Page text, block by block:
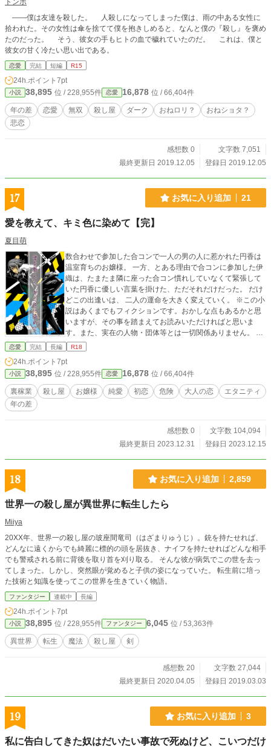
トンボ
――僕は友達を殺した。 人殺しになってしまった僕は、雨の中ある女性に
拾われた。その女性は傘を捨てて僕を抱きしめると、なんと僕の『殺し』を褒め
たのだった。 そう、彼女の手もヒトの血で穢れていたのだ。 これは、僕と
彼女の甘く冷たい思い出である。
恋愛 完結 短編 R15
24h.ポイント 7pt
小説 38,895 位 / 228,955件 恋愛 16,878 位 / 66,404件
年の差 恋愛 無双 殺し屋 ダーク おねロリ？
おねショタ？
悲恋
感想数 0
文字数 7,051
最終更新日 2019.12.05
登録日 2019.12.05
17 お気に入り追加 21
愛を教えて、キミ色に染めて【完】
夏目萌
数合わせで参加した合コンで一人の男の人に惹かれた円香は
温室育ちのお嬢様。 一方、とある理由で合コンに参加した伊
織は、たまたま隣に座った合コン慣れしていなくて緊張して
いた円香に優しい言葉を掛けた、ただそれだけだった。 だけ
どこの出逢いは、 二人の運命を大きく変えていく。 ※この小
説はあくまでもフィクションです。おかしな点もあるかと思
いますが、その事を踏まえてお読みいただければと思いま
す。また、実在の人物・団体等とは一切関係ありません。 ※
こちらは改稿版です。表紙画像変えました。以前公開してい
恋愛 完結 長編 R18
24h.ポイント 7pt
小説 38,895 位 / 228,955件 恋愛 16,878 位 / 66,404件
裏稼業 殺し屋 お嬢様 純愛 初恋 危険 大人の恋
エタニティ
年の差
感想数 0
文字数 104,094
最終更新日 2023.12.31
登録日 2023.12.15
18 お気に入り追加 2,859
世界一の殺し屋が異世界に転生したら
Miiya
20XX年、世界一の殺し屋の玻座間竜司（はざまりゅうじ）。銃を持たせれば、
どんなに遠くからでも綺麗に標的の頭を居抜き、ナイフを持たせればどんな相手
でも警戒される前に背後を取り首を刈り取る。 そんな彼が病気でこの世を去っ
てしまった。しかし、突然眼が覚めると子供の姿になっていた。 転生前に培っ
た技術と知識を使ってこの世界を生きていく物語。
ファンタジー 連載中 長編
24h.ポイント 7pt
小説 38,895 位 / 228,955件 ファンタジー 6,045 位 / 53,363件
異世界 転生 魔法 殺し屋 剣
感想数 20
文字数 27,044
最終更新日 2020.04.05
登録日 2019.03.03
19 お気に入り追加 3
私に告白してきた奴はだいたい事故で死ぬけど、こいつだけ